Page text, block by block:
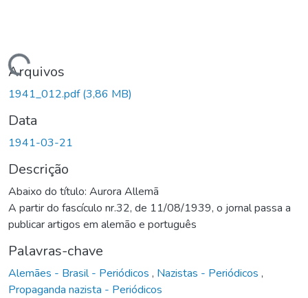
Carregando...
Arquivos
1941_012.pdf(3,86 MB)
Data
1941-03-21
Descrição
Abaixo do título: Aurora Allemã
A partir do fascículo nr.32, de 11/08/1939, o jornal passa a
publicar artigos em alemão e português
Palavras-chave
Alemães - Brasil - Periódicos , Nazistas - Periódicos ,
Propaganda nazista - Periódicos